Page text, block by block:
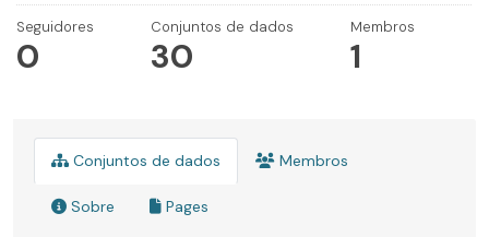
Seguidores
0
Conjuntos de dados
30
Membros
1
Conjuntos de dados Membros
Sobre Pages